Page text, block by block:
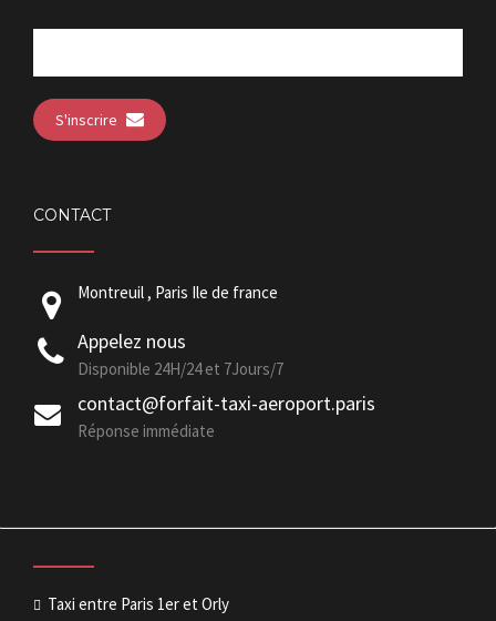
S'inscrire
CONTACT
Montreuil , Paris Ile de france
Appelez nous
Disponible 24H/24 et 7Jours/7
contact@forfait-taxi-aeroport.paris
Réponse immédiate
Taxi entre Paris 1er et Orly